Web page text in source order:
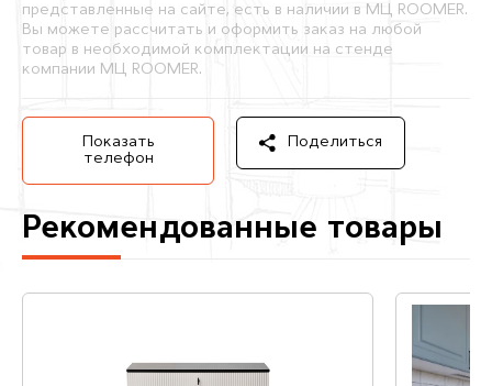
представленные на сайте, есть в наличии в МЦ ROOMER.
Вы можете рассчитать и оформить заказ на любой
товар в необходимой комплектации на стенде
компании МЦ ROOMER.
Показать
телефон
Поделиться
Рекомендованные товары